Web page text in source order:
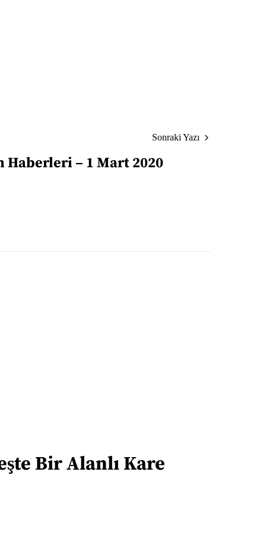
Sonraki Yazı
Haberleri – 1 Mart 2020
Bir Alanlı Kare